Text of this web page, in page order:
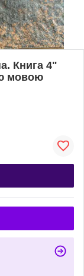
Книга 4"
мовою